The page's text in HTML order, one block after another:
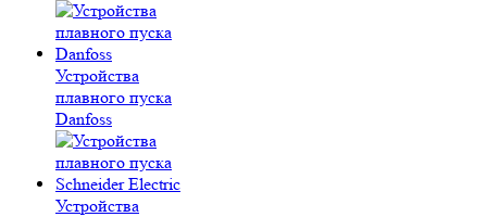
Устройства
плавного пуска
Danfoss
Устройства